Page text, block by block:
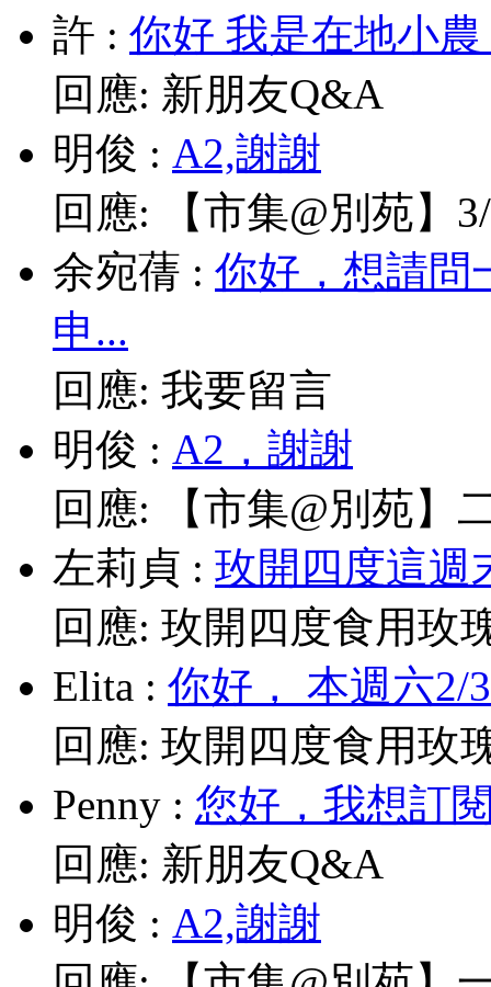
許 : 你好 我是在地小
回應: 新朋友Q&A
明俊 : A2,謝謝
回應:
【市集@別苑】
余宛蒨 : 你好，想請問
申...
回應: 我要留言
明俊 : A2，謝謝
回應:
【市集@別苑】
左莉貞 : 玫開四度這週
回應: 玫開四度食用玫
Elita : 你好， 本週六2/
回應: 玫開四度食用玫
Penny : 您好，我想訂
回應: 新朋友Q&A
明俊 : A2,謝謝